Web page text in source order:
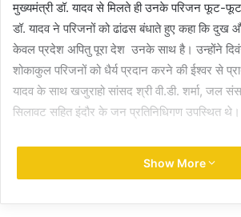
मुख्यमंत्री डॉ. यादव से मिलते ही उनके परिजन फूट-
डॉ. यादव ने परिजनों को ढांढस बंधाते हुए कहा कि
केवल प्रदेश अपितु पूरा देश उनके साथ है। उन्होंने
शोकाकुल परिजनों को धैर्य प्रदान करने की ईश्वर से
यादव के साथ खजुराहो सांसद श्री वी.डी. शर्मा, जल
सिलावट सहित इंदौर के जन प्रतिनिधिगण उपस्थित थे।
Show More